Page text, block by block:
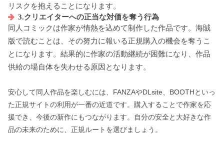
リスクを抱えることになります。
3.クリエイターへの正当な対価を奪う行為
同人コミックは作家が情熱を込めて制作した作品です。海賊
版で読むことは、その努力に報いる正規購入の機会を奪うこ
とになります。結果的に作家の活動継続が困難になり、作品
供給の場自体を失わせる原因となります。
安心して同人作品を楽しむには、FANZAやDLsite、BOOTHといっ
た正規サイトの利用が一番の近道です。購入することで作家を応
援でき、今後の新作にもつながります。自分の安全と大好きな作
品の未来のために、正規ルートを選びましょう。